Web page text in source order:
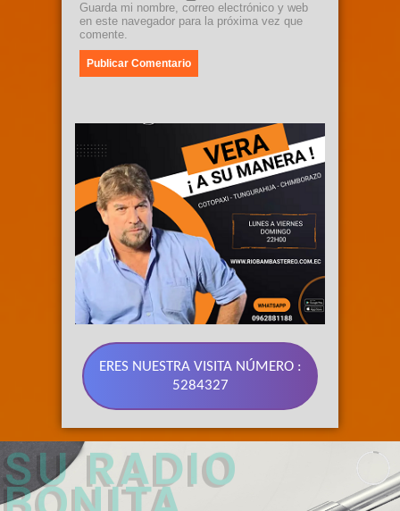
Guarda mi nombre, correo electrónico y web
en este navegador para la próxima vez que
comente.
ERES NUESTRA VISITA NÚMERO :
5284327
89.3 FM